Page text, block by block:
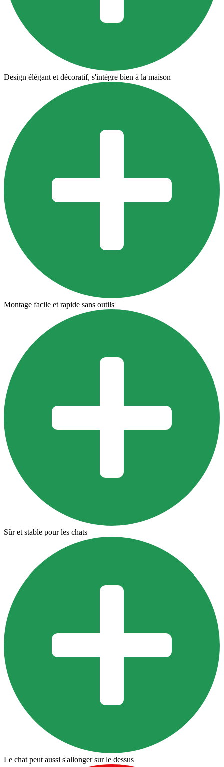
Design élégant et décoratif, s'intègre bien à la maison
Montage facile et rapide sans outils
Sûr et stable pour les chats
Le chat peut aussi s'allonger sur le dessus